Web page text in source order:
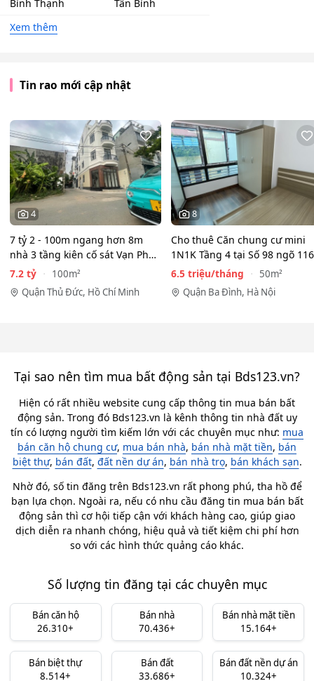
Bình Thạnh
Tân Bình
Xem thêm
Tin rao mới cập nhật
4
7 tỷ 2 - 100m ngang hơn 8m
nhà 3 tầng kiên cố sát Vạn Phúc
City - HẺM XE HƠI…
7.2 tỷ
100m²
Quận Thủ Đức, Hồ Chí Minh
8
Cho thuê Căn chung cư mini
1N1K Tầng 4 tại Số 98 ngõ 116
Phan Kế Bính, Ba Đình.…
6.5 triệu/tháng
50m²
Quận Ba Đình, Hà Nội
Tại sao nên tìm mua bất động sản tại Bds123.vn?
Hiện có rất nhiều website cung cấp thông tin mua bán bất
động sản. Trong đó Bds123.vn là kênh thông tin nhà đất uy
tín có lượng người tìm kiếm lớn với các chuyên mục như: mua
bán căn hộ chung cư, mua bán nhà, bán nhà mặt tiền, bán
biệt thự, bán đất, đất nền dự án, bán nhà trọ, bán khách sạn.
Nhờ đó, số tin đăng trên Bds123.vn rất phong phú, tha hồ để
bạn lựa chọn. Ngoài ra, nếu có nhu cầu đăng tin mua bán bất
động sản thì cơ hội tiếp cận với khách hàng cao, giúp giao
dịch diễn ra nhanh chóng, hiệu quả và tiết kiệm chi phí hơn
so với các hình thức quảng cáo khác.
Số lượng tin đăng tại các chuyên mục
Bán căn hộ
26.310+
Bán nhà
70.436+
Bán nhà mặt tiền
15.164+
Bán biệt thự
8.514+
Bán đất
33.686+
Bán đất nền dự án
10.324+